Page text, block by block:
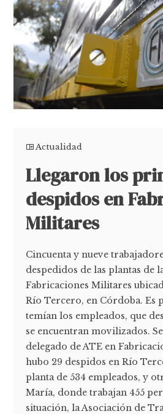
Actualidad
Llegaron los
despidos en
Militares
Cincuenta y nueve
despedidos de las plantas de
Fabricaciones Militares
Río Tercero, en Córdoba. Es
temían los empleados, que
se encuentran movilizados.
delegado de ATE en
hubo 29 despidos en Río
planta de 534 empleados, y
María, donde trabajan 455
situación, la Asociación de